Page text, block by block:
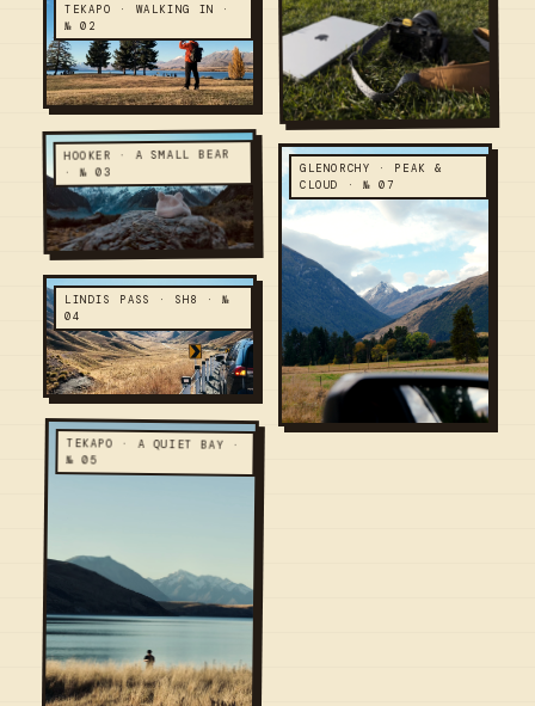
TEKAPO · WALKING IN ·
№ 02
HOOKER · A SMALL BEAR
· № 03
LINDIS PASS · SH8 · №
04
TEKAPO · A QUIET BAY ·
№ 05
GLENORCHY · PEAK &
CLOUD · № 07